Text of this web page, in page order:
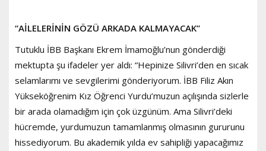
“AİLELERİNİN GÖZÜ ARKADA KALMAYACAK”
Tutuklu İBB Başkanı Ekrem İmamoğlu’nun gönderdiği
mektupta şu ifadeler yer aldı: “Hepinize Silivri’den en sıcak
selamlarımı ve sevgilerimi gönderiyorum. İBB Filiz Akın
Yükseköğrenim Kız Öğrenci Yurdu’muzun açılışında sizlerle
bir arada olamadığım için çok üzgünüm. Ama Silivri’deki
hücremde, yurdumuzun tamamlanmış olmasının gururunu
hissediyorum. Bu akademik yılda ev sahipliği yapacağımız